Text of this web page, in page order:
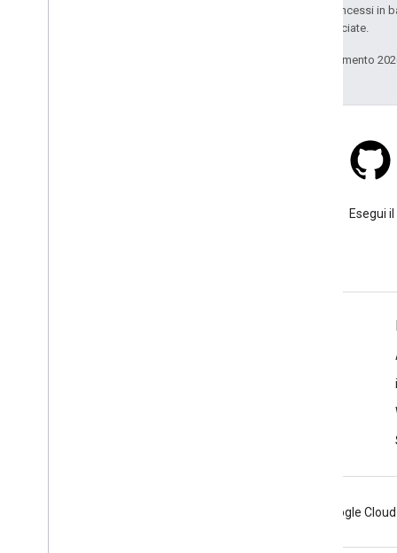
codice sono concessi in
delle sue consociate.
Ultimo aggiornamento
Esegui
Google